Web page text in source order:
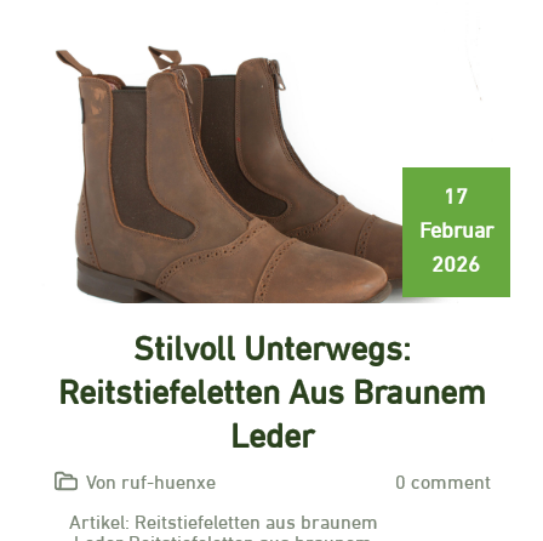
17
Februar
2026
Stilvoll Unterwegs:
Reitstiefeletten Aus Braunem
Leder
Von ruf-huenxe
0 comment
Artikel: Reitstiefeletten aus braunem